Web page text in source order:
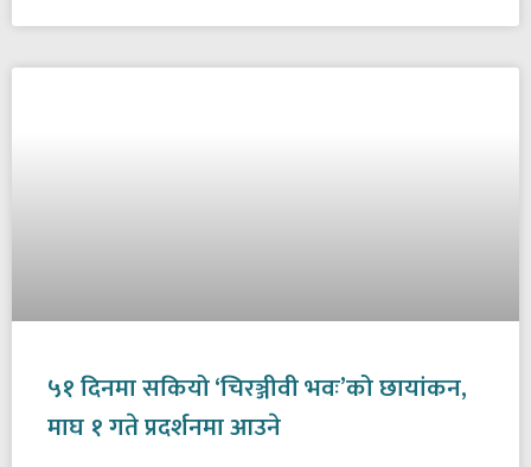
५१ दिनमा सकियो ‘चिरञ्जीवी भवः’को छायांकन,
माघ १ गते प्रदर्शनमा आउने